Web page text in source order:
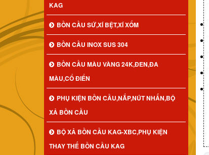
KAG
BỒN CẦU SỨ,XÍ BỆT,XÍ XỔM
BỒN CẦU INOX SUS 304
BỒN CẦU MÀU VÀNG 24K,ĐEN,ĐA
MÀU,CỔ ĐIỂN
PHỤ KIỆN BỒN CẦU,NẮP,NÚT NHẤN,BỘ
XẢ BỒN CẦU
BỘ XẢ BỒN CẦU KAG-XBC,PHỤ KIỆN
THAY THẾ BỒN CẦU KAG